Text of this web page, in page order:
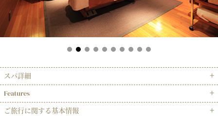
スパ詳細
Features
ご旅行に関する基本情報